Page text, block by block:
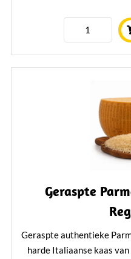
Geraspte
Geraspte authentieke
harde Italiaanse kaas